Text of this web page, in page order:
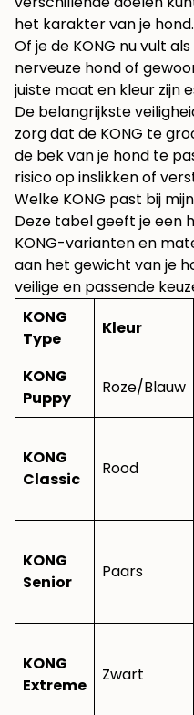
het karakter van je hond.
Of je de KONG nu vult
nerveuze hond of
juiste maat en kleur zijn
De belangrijkste
zorg dat de KONG te
de bek van je hond te
risico op inslikken of
Welke KONG past bij
Deze tabel geeft je een
KONG-varianten en
aan het gewicht van je
veilige en passende
KONG
Type
Kleur
KONG
Puppy
Roze/Blauw
KONG
Classic
Rood
KONG
Senior
Paars
KONG
Extreme
Zwart